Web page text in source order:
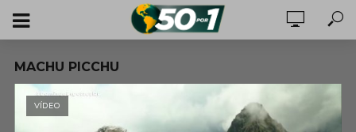
MACHU PICCHU
VÍDEO